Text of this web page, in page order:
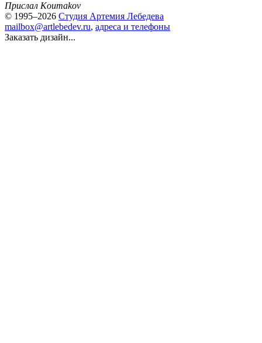
Прислал Koumakov
© 1995–2026 Студия Артемия Лебедева
mailbox@artlebedev.ru, адреса и телефоны
Заказать дизайн...